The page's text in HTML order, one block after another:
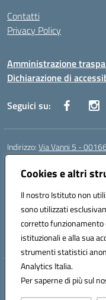
Cookies e altri
Il nostro Istituto non
sono utilizzati
corretto funzionamento
istituzionali e alla sua
strumenti statistici
Analytics Italia.
Per saperne di più sul
Contatti
Privacy Policy
Amministrazione
Dichiarazione di
Seguici su:
Indirizzo:Via Vanni 5 -
Centralino:
Posta elettronica certificata
Codice fiscale:
Codice meccanografico:
Codice Indice delle
Codice unico di fatturazione
Hosting &
Concept